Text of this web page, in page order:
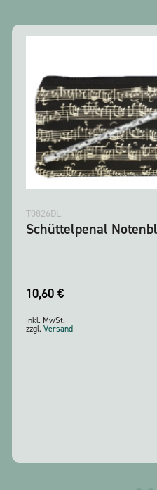
T0826DL
Schüttelpenal
10,60 €
inkl. MwSt.
zzgl. Versand